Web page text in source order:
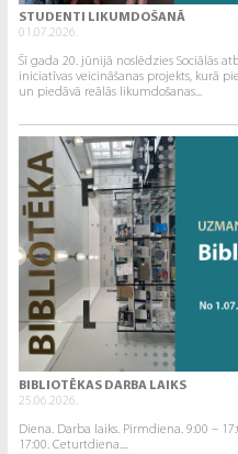
STUDENTI LIKUMDOŠANĀ
01.07.2026.
Šī gada 20. jūnijā noslēdzies Sociālās
iniciatīvas veicināšanas projekts, kurā
un piedāvā reālās likumdošanas...
BIBLIOTĒKAS DARBA LAIKS
25.06.2026.
Diena. Darba laiks. Pirmdiena. 9:00 –
17:00. Ceturtdiena....